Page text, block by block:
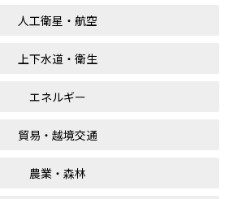
人工衛星・航空
上下水道・衛生
エネルギー
貿易・越境交通
農業・森林